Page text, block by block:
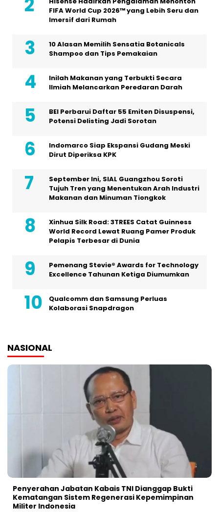
FIFA World Cup 2026™ yang Lebih Seru dan
Imersif dari Rumah
10 Alasan Memilih Sensatia Botanicals
Shampoo dan Tips Pemakaian
Inilah Makanan yang Terbukti Secara
Ilmiah Melancarkan Peredaran Darah
BEI Perbarui Daftar 55 Emiten Disuspensi,
Potensi Delisting Jadi Sorotan
Indomarco Siap Ekspansi Gudang Meski
Dirut Diperiksa KPK
September Ini, SIAL Guangzhou Soroti
Tujuh Tren yang Menentukan Arah Industri
Makanan dan Minuman Tiongkok
Xinhua Silk Road: 3TREES Catat Guinness
World Record Lewat Ruang Pamer Produk
Pelapis Terbesar di Dunia
Pemenang Stevie® Awards for Technology
Excellence Tahunan Ketiga Diumumkan
Qualcomm dan Samsung Perluas
Kolaborasi Snapdragon
NASIONAL
Penyerahan Jabatan Kabais TNI Dianggap Bukti
Kematangan Sistem Regenerasi Kepemimpinan
Militer Indonesia